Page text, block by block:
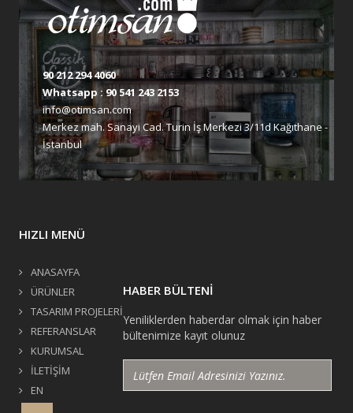
90 212 294 4060
Whatsapp : 90 541 243 2153
info@otimsan.com
Merkez mah. Sanayi Cad. Turin İş Merkezi 3/11d Kağıthane -
İstanbul
HIZLI MENÜ
ANASAYFA
ÜRÜNLER
TASARIM PROJELERİ
REFERANSLAR
KURUMSAL
İLETİŞİM
EN
HABER BÜLTENİ
Yeniliklerden haberdar olmak için haber
bültenimize kayıt olunuz